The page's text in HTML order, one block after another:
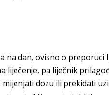
na dan, ovisno o preporuci
liječenje, pa liječnik
dozu ili prekidati